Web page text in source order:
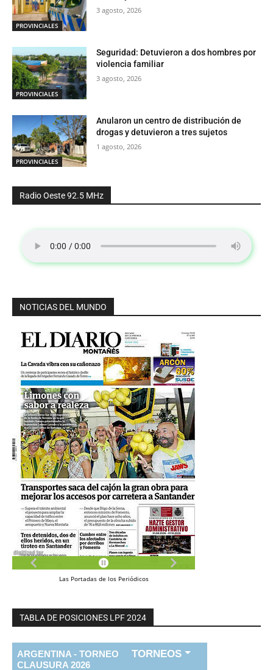
PROVINCIALES
3 agosto, 2026
PROVINCIALES
Seguridad: Detuvieron a dos hombres por
violencia familiar
3 agosto, 2026
PROVINCIALES
Anularon un centro de distribución de
drogas y detuvieron a tres sujetos
1 agosto, 2026
Radio Oeste 92.5 MHz
NOTICIAS DEL MUNDO
Las Portadas de los Periódicos
TABLA DE POSICIONES LPF 2024